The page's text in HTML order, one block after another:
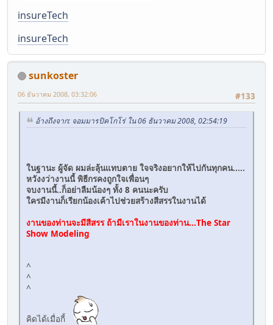
insureTech
insureTech
sunkoster
#133
06 ธันวาคม 2008, 03:32:06
อ้างถึงจาก: จอมมารปิคโกโร่ ใน 06 ธันวาคม 2008, 02:54:19
ในฐานะ ผู้จัด ผมล่ะลุ้นแทบตาย ใจจริงอยากให้ไปกันทุกคน.....
หวังงว่างานนี้ พิธีกรคงถูกใจเพื่อนๆ
จบงานนี้..ก็อย่าลืมน้องๆ ทั้ง 8 คนนะครับ
ใครมีงานก็เรียกน้องเค้าไปช่วยสร้างสีสรรในงานได้
งานของท่านจะมีสีสรร ถ้ามีเราในงานของท่าน...The Star
Show Modeling
^
^
^
คิดได้เมื่อกี้